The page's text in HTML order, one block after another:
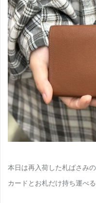
本日は再入荷した札ばさみの
カードとお札だけ持ち運べ